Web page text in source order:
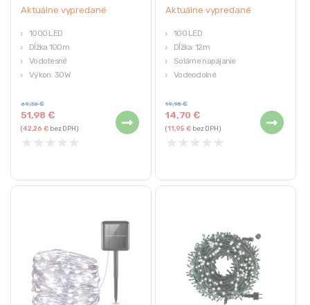
Aktuálne vypredané
1000 LED
Dĺžka 100m
Vodotesné
Výkon: 30W
51,98€
69,30€
(42,26€bez DPH)
★ ★ ★ ★ ★
Aktuálne vypredané
100 LED
Dĺžka: 12m
Solárne napájanie
Vodeodolné
14,70€
19,95€
(11,95€bez DPH)
★ ★ ★ ★ ★